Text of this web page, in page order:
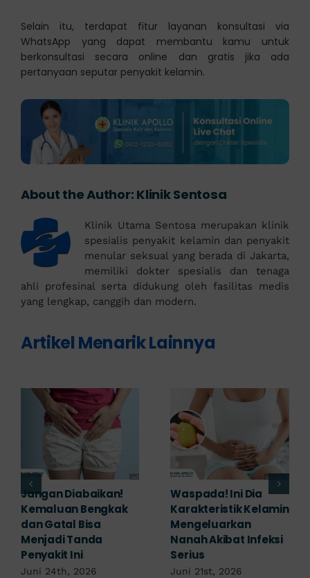
Selain itu, terdapat fitur layanan konsultasi via
WhatsApp yang dapat membantu kamu untuk
berkonsultasi secara online dan gratis jika ada
pertanyaan seputar penyakit kelamin.
About the Author: Klinik Sentosa
Klinik Utama Sentosa merupakan klinik
spesialis penyakit kelamin dan penyakit
menular seksual yang berada di Jakarta,
memiliki dokter spesialis dan tenaga
ahli profesinal serta didukung oleh fasilitas medis
yang lengkap, canggih dan modern.
Artikel Menarik Lainnya
Banyak yang
Mengabaikan,
Padahal Habis
Berhubungan
Kemaluan Gatal Bisa
Jadi Tanda IMS!
Tampak Ringan,
Waspada Ini Gejala
Kutil Kelamin yang
Berbahaya!
Juni 14th, 2026